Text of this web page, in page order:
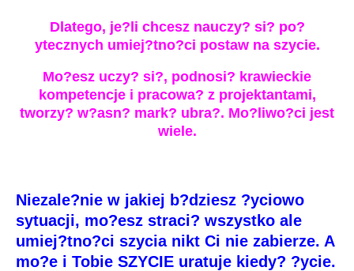
Dlatego, je?li chcesz nauczy? si? po?
ytecznych umiej?tno?ci postaw na szycie.
Mo?esz uczy? si?, podnosi? krawieckie
kompetencje i pracowa? z projektantami,
tworzy? w?asn? mark? ubra?. Mo?liwo?ci jest
wiele.
Niezale?nie w jakiej b?dziesz ?yciowo
sytuacji, mo?esz straci? wszystko ale
umiej?tno?ci szycia nikt Ci nie zabierze. A
mo?e i Tobie SZYCIE uratuje kiedy? ?ycie.